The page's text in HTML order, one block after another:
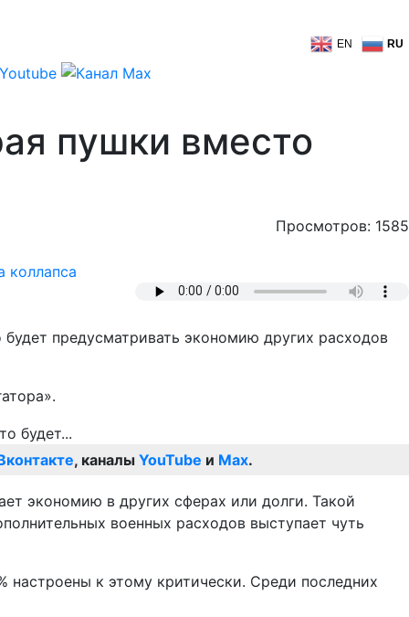
EN RU
пушки вместо
Просмотров: 1585
коллапса
предусматривать экономию других расходов
, каналы YouTube и Max.
экономию в других сферах или долги. Такой
военных расходов выступает чуть
к этому критически. Среди последних